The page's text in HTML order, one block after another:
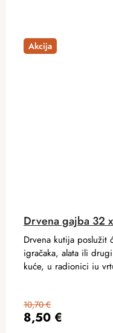
Akcija
Drvena gajba 32
8,50 €
10,70 €
Drvena kutija poslužit
igračaka, alata ili
kuće, u radionici iu